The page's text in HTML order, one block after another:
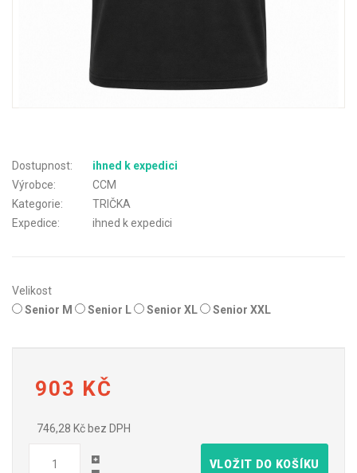
Dostupnost:
ihned k expedici
Výrobce:
CCM
Kategorie:
TRIČKA
Expedice:
ihned k expedici
Velikost
Senior M
Senior L Senior XL Senior XXL
903 KČ
746,28 Kč bez DPH
VLOŽIT DO KOŠÍKU